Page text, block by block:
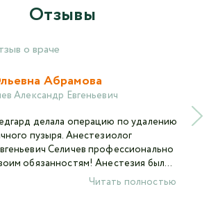
Отзывы
о враче
Абрамова
Александр Евгеньевич
делала операцию по удалению
пузыря. Анестезиолог
Селичев профессионально
обязанностям! Анестезия был...
Читать полностью